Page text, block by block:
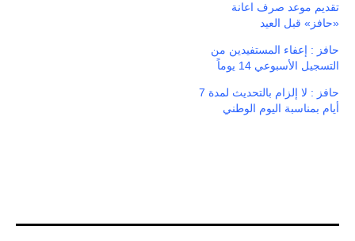
تقديم موعد صرف اعانة
«حافز» قبل العيد
حافز : إعفاء المستفيدين من
التسجيل الأسبوعي 14 يوماً
حافز : لا إلزام بالتحديث لمدة 7
أيام بمناسبة اليوم الوطني